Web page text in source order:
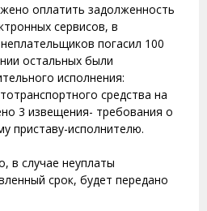
оплатить задолженность
сервисов, в
погасил 100
остальных были
исполнения:
средства на
3 извещения- требования о
приставу-исполнителю.
в случае неуплаты
срок, будет передано